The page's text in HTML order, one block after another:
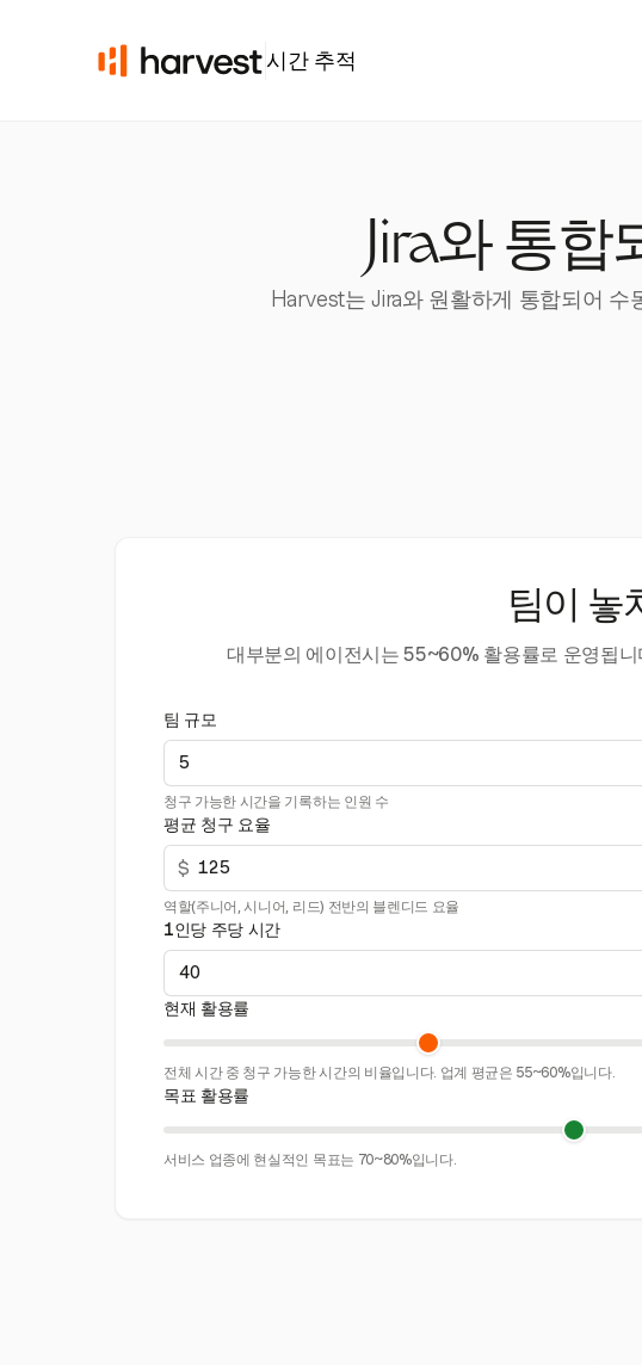
시간 추적
Jira와 통합
Harvest는 Jira와 원활하게 통합되어
팀이 놓
대부분의 에이전시는 55~60% 활용률로 운영됩
팀 규모
청구 가능한 시간을 기록하는 인원 수
평균 청구 요율
$
역할(주니어, 시니어, 리드) 전반의 블렌디드 요율
1인당 주당 시간
현재 활용률
전체 시간 중 청구 가능한 시간의 비율입니다. 업계 평균은 55~60%입니다.
목표 활용률
서비스 업종에 현실적인 목표는 70~80%입니다.